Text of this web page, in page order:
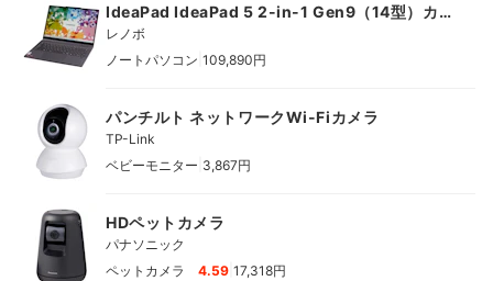
IdeaPad IdeaPad 5 2-in-1 Gen9（14型）カ
スタマイズモデル
レノボ
ノートパソコン 109,890円
パンチルト ネットワークWi-Fiカメラ
TP-Link
ベビーモニター 3,867円
HDペットカメラ
パナソニック
ペットカメラ
4.59 17,318円